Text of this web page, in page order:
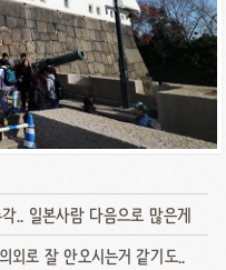
.. 일본사람 다음으로 많은게
외로 잘 안오시는거 같기도..